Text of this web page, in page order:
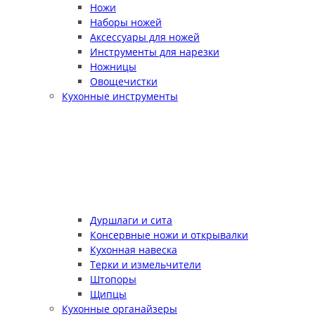
Ножи
Наборы ножей
Аксессуары для ножей
Инструменты для нарезки
Ножницы
Овощечистки
Кухонные инструменты
Дуршлаги и сита
Консервные ножи и открывалки
Кухонная навеска
Терки и измельчители
Штопоры
Щипцы
Кухонные органайзеры